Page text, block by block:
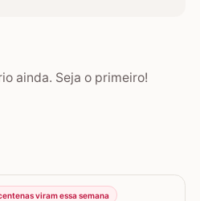
ainda. Seja o primeiro!
viram essa semana